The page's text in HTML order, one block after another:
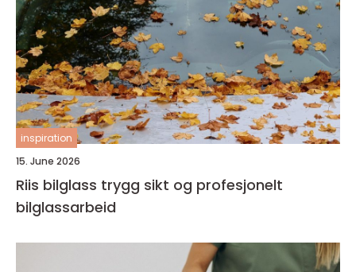
inspiration
15. June 2026
Riis bilglass trygg sikt og profesjonelt
bilglassarbeid